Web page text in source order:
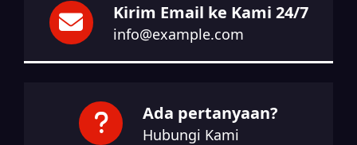
Kirim Email ke Kami 24/7
info@example.com
Ada pertanyaan?
Hubungi Kami